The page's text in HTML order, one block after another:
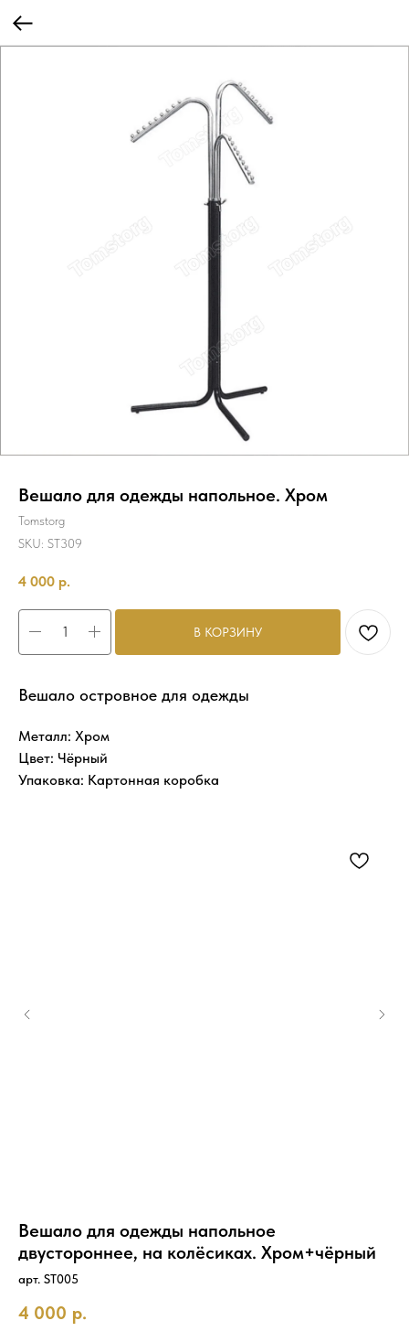
Вешало для одежды напольное. Хром
Tomstorg
SKU: ST309
4 000 р.
В КОРЗИНУ
Вешало островное для одежды
Металл: Хром
Цвет: Чёрный
Упаковка: Картонная коробка
Вешало для одежды напольное
двустороннее, на колёсиках. Хром+чёрный
арт. ST005
4 000 р.